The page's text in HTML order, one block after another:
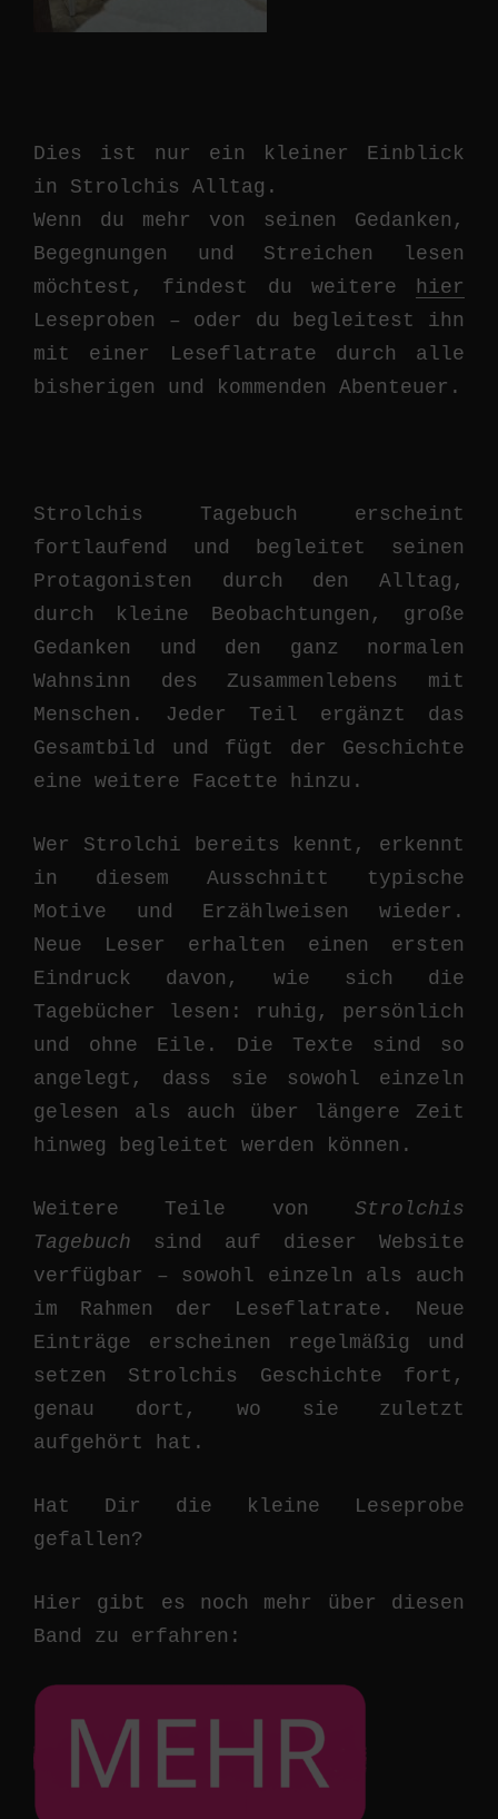
Dies ist nur ein kleiner Einblick
in Strolchis Alltag.
Wenn du mehr von seinen Gedanken,
Begegnungen und Streichen lesen
möchtest, findest du weitere hier
Leseproben – oder du begleitest ihn
mit einer Leseflatrate durch alle
bisherigen und kommenden Abenteuer.
Strolchis Tagebuch erscheint
fortlaufend und begleitet seinen
Protagonisten durch den Alltag,
durch kleine Beobachtungen, große
Gedanken und den ganz normalen
Wahnsinn des Zusammenlebens mit
Menschen. Jeder Teil ergänzt das
Gesamtbild und fügt der Geschichte
eine weitere Facette hinzu.
Wer Strolchi bereits kennt, erkennt
in diesem Ausschnitt typische
Motive und Erzählweisen wieder.
Neue Leser erhalten einen ersten
Eindruck davon, wie sich die
Tagebücher lesen: ruhig, persönlich
und ohne Eile. Die Texte sind so
angelegt, dass sie sowohl einzeln
gelesen als auch über längere Zeit
hinweg begleitet werden können.
Weitere Teile von Strolchis
Tagebuch sind auf dieser Website
verfügbar – sowohl einzeln als auch
im Rahmen der Leseflatrate. Neue
Einträge erscheinen regelmäßig und
setzen Strolchis Geschichte fort,
genau dort, wo sie zuletzt
aufgehört hat.
Hat Dir die kleine Leseprobe
gefallen?
Hier gibt es noch mehr über diesen
Band zu erfahren: